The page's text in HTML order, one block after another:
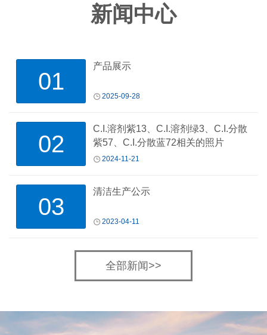
新闻中心
01
产品展示
2025-09-28
02
C.I.溶剂紫13、C.I.溶剂绿3、C.I.分散
紫57、C.I.分散蓝72相关的照片
2024-11-21
03
清洁生产公示
2023-04-11
全部新闻>>